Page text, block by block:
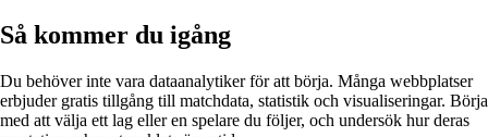
Så kommer du igång
Du behöver inte vara dataanalytiker för att börja. Många webbplatser
erbjuder gratis tillgång till matchdata, statistik och visualiseringar. Börja
med att välja ett lag eller en spelare du följer, och undersök hur deras